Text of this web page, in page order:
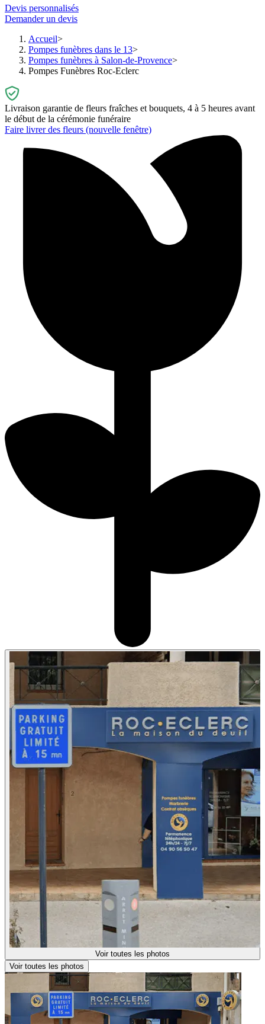
Devis personnalisés
Demander un devis
Accueil
Pompes funèbres dans le 13
Pompes funèbres à Salon-de-Provence
Pompes Funèbres Roc-Eclerc
Livraison garantie de fleurs fraîches et bouquets, 4 à 5 heures avant
le début de la cérémonie funéraire
Faire livrer des fleurs (nouvelle fenêtre)
Voir toutes les photos
Voir toutes les photos